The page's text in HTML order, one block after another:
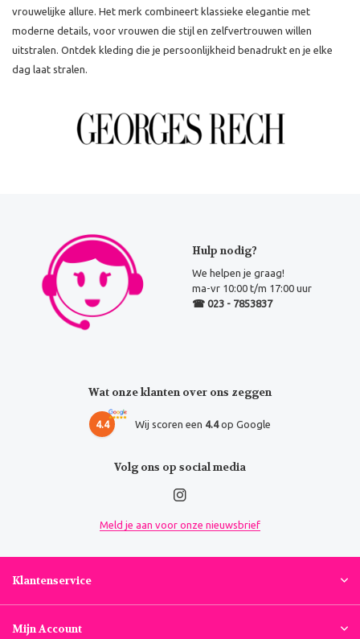
vrouwelijke allure. Het merk combineert klassieke elegantie met
moderne details, voor vrouwen die stijl en zelfvertrouwen willen
uitstralen. Ontdek kleding die je persoonlijkheid benadrukt en je elke
dag laat stralen.
Hulp nodig?
We helpen je graag!
ma-vr 10:00 t/m 17:00 uur
☎ 023 - 7853837
Wat onze klanten over ons zeggen
4.4 Wij scoren een 4.4op Google
Volg ons op social media
Meld je aan voor onze nieuwsbrief
Klantenservice
Mijn Account